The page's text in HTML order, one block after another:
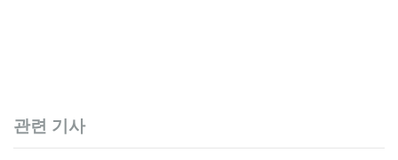
관련 기사